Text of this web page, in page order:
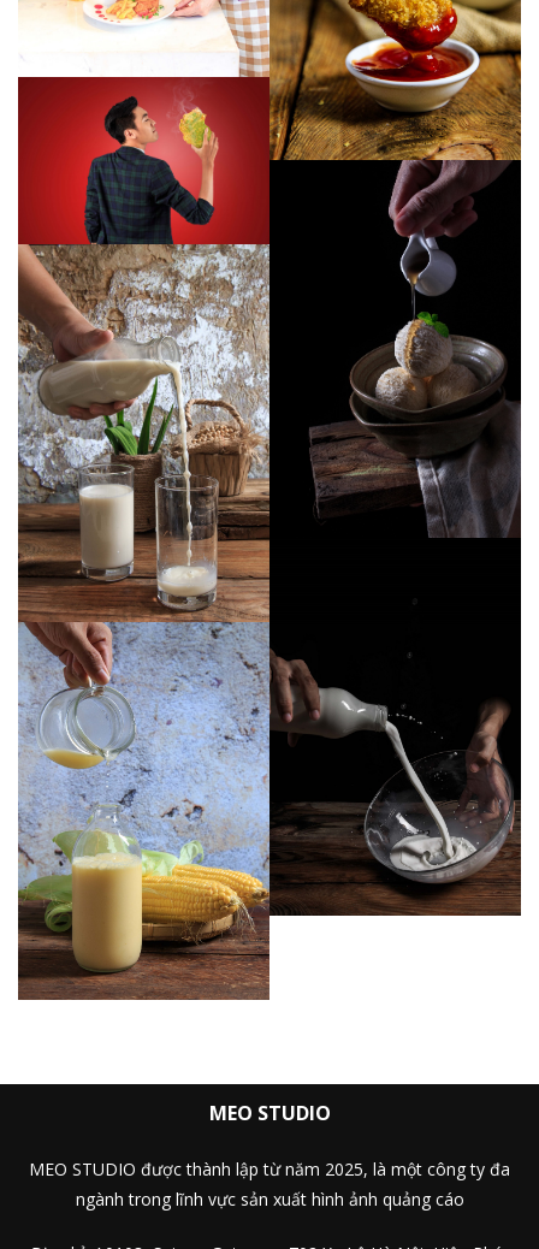
MEO STUDIO
MEO STUDIO được thành lập từ năm 2025, là một công ty đa
ngành trong lĩnh vực sản xuất hình ảnh quảng cáo